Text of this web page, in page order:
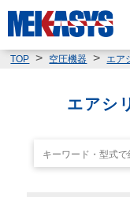
TOP 空圧機器 エア
エアシ